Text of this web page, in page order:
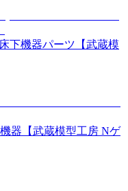
下機器パーツ【武蔵模
器【武蔵模型工房 Nゲ